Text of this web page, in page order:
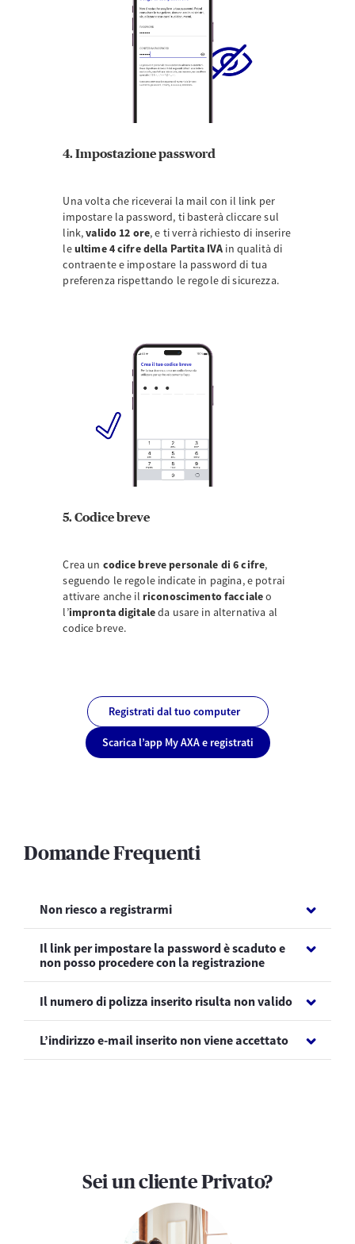
4. Impostazione password
Una volta che riceverai la mail con il link per
impostare la password, ti basterà cliccare sul
link,valido 12 ore, e ti verrà richiesto di inserire
leultime 4 cifre della Partita IVA in qualità di
contraente e impostare la password di tua
preferenza rispettando le regole di sicurezza.
5. Codice breve
Crea un codice breve personale di 6 cifre,
seguendo le regole indicate in pagina, e potrai
attivare anche il riconoscimento faccialeo
l’impronta digitaleda usare in alternativa al
codice breve.
Registrati dal tuo computer
Scarica l’app My AXA e registrati
Domande Frequenti
Non riesco a registrarmi
Il link per impostare la password è scaduto e
non posso procedere con la registrazione
Il numero di polizza inserito risulta non valido
L’indirizzo e-mail inserito non viene accettato
Sei un cliente Privato?